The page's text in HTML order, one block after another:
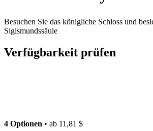
Besuchen Sie das königliche Schloss und
Sigismundssäule
Verfügbarkeit prüfen
4 Optionen • ab 11,81 $